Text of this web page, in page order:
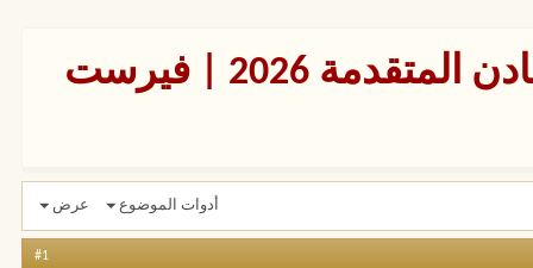
دورات هندسة اللحام والمعادن المتقدمة 2026 | فيرست
أدوات الموضوع عرض
#1